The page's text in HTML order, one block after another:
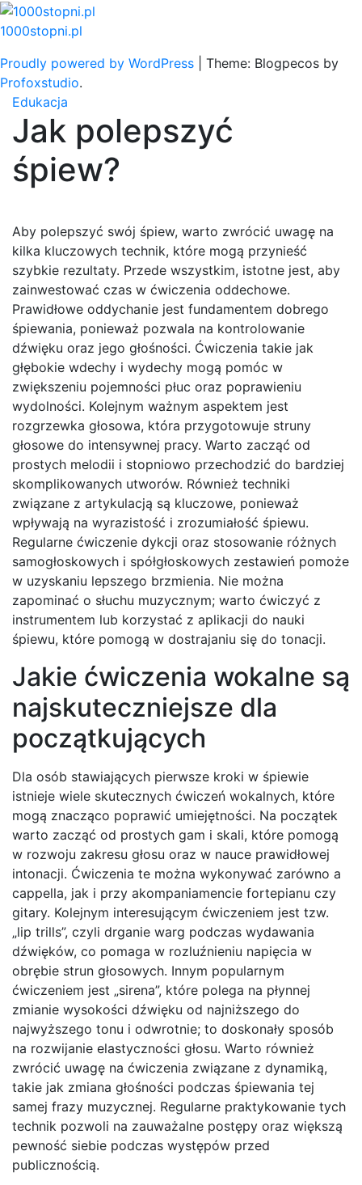
Skip
to
1000stopni.pl
Proudly powered by WordPress
Theme: Blogpecos by
Profoxstudio.
Edukacja
Jak polepszyć
śpiew?
Aby polepszyć swój śpiew, warto zwrócić uwagę na
kilka kluczowych technik, które mogą przynieść
szybkie rezultaty. Przede wszystkim, istotne jest, aby
zainwestować czas w ćwiczenia oddechowe.
Prawidłowe oddychanie jest fundamentem dobrego
śpiewania, ponieważ pozwala na kontrolowanie
dźwięku oraz jego głośności. Ćwiczenia takie jak
głębokie wdechy i wydechy mogą pomóc w
zwiększeniu pojemności płuc oraz poprawieniu
wydolności. Kolejnym ważnym aspektem jest
rozgrzewka głosowa, która przygotowuje struny
głosowe do intensywnej pracy. Warto zacząć od
prostych melodii i stopniowo przechodzić do bardziej
skomplikowanych utworów. Również techniki
związane z artykulacją są kluczowe, ponieważ
wpływają na wyrazistość i zrozumiałość śpiewu.
Regularne ćwiczenie dykcji oraz stosowanie różnych
samogłoskowych i spółgłoskowych zestawień pomoże
w uzyskaniu lepszego brzmienia. Nie można
zapominać o słuchu muzycznym; warto ćwiczyć z
instrumentem lub korzystać z aplikacji do nauki
śpiewu, które pomogą w dostrajaniu się do tonacji.
Jakie ćwiczenia wokalne są
najskuteczniejsze dla
początkujących
Dla osób stawiających pierwsze kroki w śpiewie
istnieje wiele skutecznych ćwiczeń wokalnych, które
mogą znacząco poprawić umiejętności. Na początek
warto zacząć od prostych gam i skali, które pomogą
w rozwoju zakresu głosu oraz w nauce prawidłowej
intonacji. Ćwiczenia te można wykonywać zarówno a
cappella, jak i przy akompaniamencie fortepianu czy
gitary. Kolejnym interesującym ćwiczeniem jest tzw.
„lip trills”, czyli drganie warg podczas wydawania
dźwięków, co pomaga w rozluźnieniu napięcia w
obrębie strun głosowych. Innym popularnym
ćwiczeniem jest „sirena”, które polega na płynnej
zmianie wysokości dźwięku od najniższego do
najwyższego tonu i odwrotnie; to doskonały sposób
na rozwijanie elastyczności głosu. Warto również
zwrócić uwagę na ćwiczenia związane z dynamiką,
takie jak zmiana głośności podczas śpiewania tej
samej frazy muzycznej. Regularne praktykowanie tych
technik pozwoli na zauważalne postępy oraz większą
pewność siebie podczas występów przed
publicznością.